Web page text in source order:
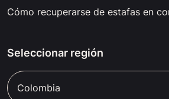
Cómo recuperarse de estafas en
Seleccionar región
Colombia